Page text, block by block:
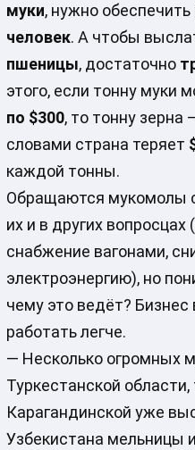
муки, нужно обеспечить
человек. А чтобы
пшеницы, достаточно
этого, если тонну муки
по $300, то тонну зерна
словами страна теряет
каждой тонны.
Обращаются мукомолы
их и в других вопросцах
снабжение вагонами,
электроэнергию), но
чему это ведёт?
работать легче.
— Несколько огромных
Туркестанской
Карагандинской уже
Узбекистана мельницы